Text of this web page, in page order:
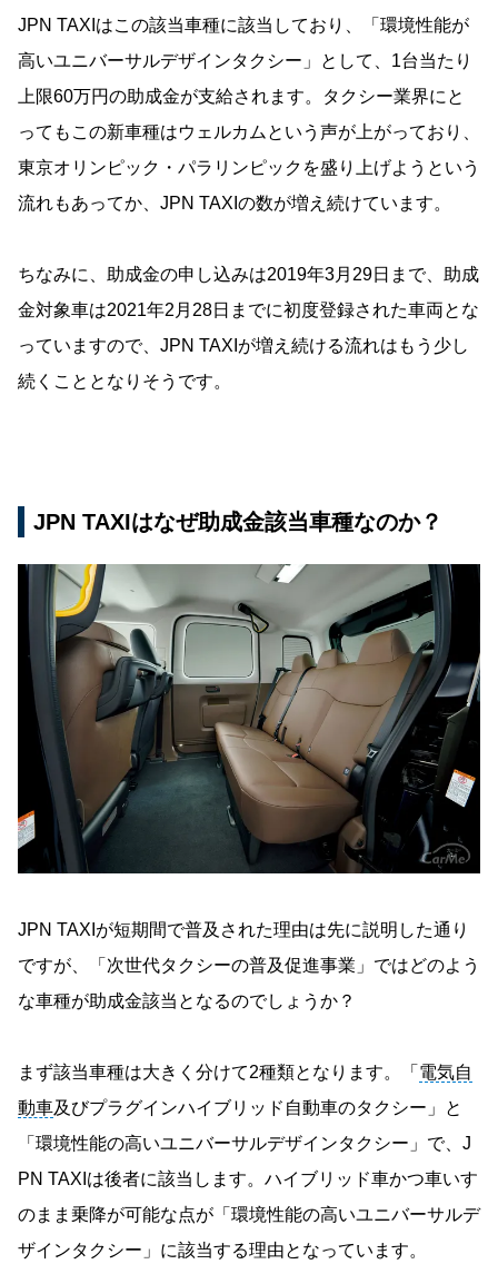
JPN TAXIはこの該当車種に該当しており、「環境性能が
高いユニバーサルデザインタクシー」として、1台当たり
上限60万円の助成金が支給されます。タクシー業界にと
ってもこの新車種はウェルカムという声が上がっており、
東京オリンピック・パラリンピックを盛り上げようという
流れもあってか、JPN TAXIの数が増え続けています。
ちなみに、助成金の申し込みは2019年3月29日まで、助成
金対象車は2021年2月28日までに初度登録された車両とな
っていますので、JPN TAXIが増え続ける流れはもう少し
続くこととなりそうです。
JPN TAXIはなぜ助成金該当車種なのか？
JPN TAXIが短期間で普及された理由は先に説明した通り
ですが、「次世代タクシーの普及促進事業」ではどのよう
な車種が助成金該当となるのでしょうか？
まず該当車種は大きく分けて2種類となります。「 電気自
動車及びプラグインハイブリッド自動車のタクシー」と
「環境性能の高いユニバーサルデザインタクシー」で、J
PN TAXIは後者に該当します。ハイブリッド車かつ車いす
のまま乗降が可能な点が「環境性能の高いユニバーサルデ
ザインタクシー」に該当する理由となっています。